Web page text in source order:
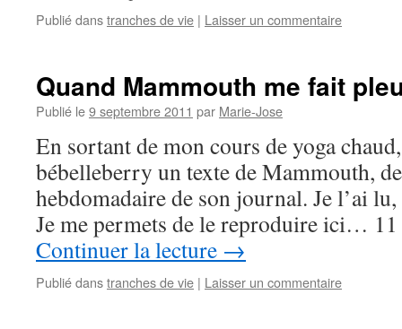
Publié danstranches de vie | Laisser un commentaire
Quand Mammouth me fait
Publié le9 septembre 2011 par Marie-Jose
En sortant de mon cours de yoga
bébelleberry un texte de Mammouth,
hebdomadaire de son journal. Je l’ai
Je me permets de le reproduire ici…
Continuer la lecture →
Publié danstranches de vie | Laisser un commentaire